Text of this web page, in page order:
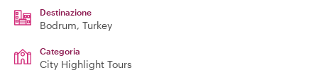
Destinazione
Bodrum, Turkey
Categoria
City Highlight Tours